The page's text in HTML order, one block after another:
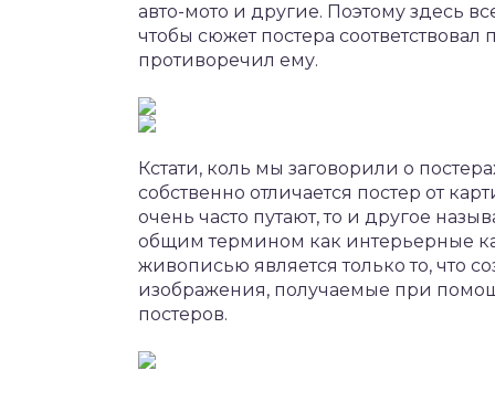
авто-мото и другие. Поэтому здесь
чтобы сюжет постера
противоречил ему.
Кстати, коль мы заговорили о
собственно отличается постер от
очень часто путают, то и другое
общим термином как интерьерные
живописью является только то, что
изображения, получаемые при
постеров.